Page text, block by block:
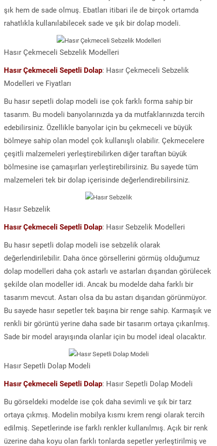
şık hem de sade olmuş. Ebatları itibari ile de birçok ortamda
rahatlıkla kullanılabilecek sade ve şık bir dolap modeli.
Hasır Çekmeceli Sebzelik Modelleri
Hasır Çekmeceli Sepetli Dolap: Hasır Çekmeceli Sebzelik
Modelleri ve Fiyatları
Bu hasır sepetli dolap modeli ise çok farklı forma sahip bir
tasarım. Bu modeli banyolarınızda ya da mutfaklarınızda tercih
edebilirsiniz. Özellikle banyolar için bu çekmeceli ve büyük
bölmeye sahip olan model çok kullanışlı olabilir. Çekmecelere
çeşitli malzemeleri yerleştirebilirken diğer taraftan büyük
bölmesine ise çamaşırları yerleştirebilirsiniz. Bu sayede tüm
malzemeleri tek bir dolap içerisinde değerlendirebilirsiniz.
Hasır Sebzelik
Hasır Çekmeceli Sepetli Dolap: Hasır Sebzelik Modelleri
Bu hasır sepetli dolap modeli ise sebzelik olarak
değerlendirilebilir. Daha önce görsellerini görmüş olduğumuz
dolap modelleri daha çok astarlı ve astarları dışarıdan görülecek
şekilde olan modeller idi. Ancak bu modelde daha farklı bir
tasarım mevcut. Astarı olsa da bu astarı dışarıdan görünmüyor.
Bu sayede hasır sepetler tek başına bir renge sahip. Karmaşık ve
renkli bir görüntü yerine daha sade bir tasarım ortaya çıkarılmış.
Sade bir model arayışında olanlar için bu model ideal olacaktır.
Hasır Sepetli Dolap Modeli
Hasır Çekmeceli Sepetli Dolap: Hasır Sepetli Dolap Modeli
Bu görseldeki modelde ise çok daha sevimli ve şık bir tarz
ortaya çıkmış. Modelin mobilya kısmı krem rengi olarak tercih
edilmiş. Sepetlerinde ise farklı renkler kullanılmış. Açık bir renk
üzerine daha koyu olan farklı tonlarda sepetler yerleştirilmiş ve